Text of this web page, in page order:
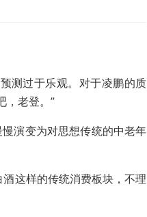
测过于乐观。对于凌鹏的质
，老登。”
演变为对思想传统的中老年
这样的传统消费板块，不理